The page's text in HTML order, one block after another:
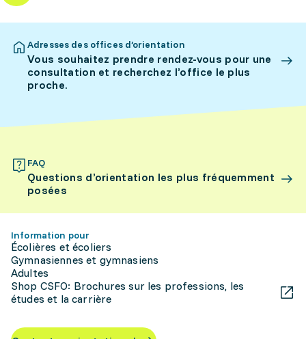
Adresses des offices d’orientation
Vous souhaitez prendre rendez-vous pour une
consultation et recherchez l’office le plus
proche.
FAQ
Questions d’orientation les plus fréquemment
posées
Information pour
Écolières et écoliers
Gymnasiennes et gymnasiens
Adultes
Shop CSFO: Brochures sur les professions, les
études et la carrière